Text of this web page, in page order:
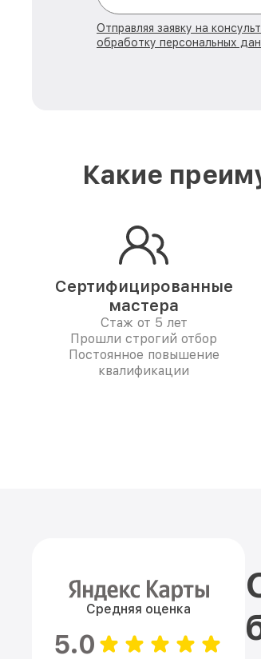
Отправляя заявку на
обработку персональных
Какие
Сертифицированные
мастера
Стаж от 5 лет
Прошли строгий отбор
Постоянное повышение
квалификации
Средняя оценка
5.0